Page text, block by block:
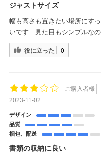
ジャストサイズ
幅も高さも置きたい場所にす
いです 見た目もシンプルな
役に立った 0
ご購入者様
2023-11-02
デザイン
品質
梱包、配送
書類の収納に良い